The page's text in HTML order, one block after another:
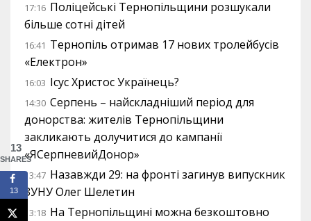
17:16 Поліцейські Тернопільщини розшукали
більше сотні дітей
16:41 Тернопіль отримав 17 нових тролейбусів
«Електрон»
16:03 Ісус Христос Українець?
14:30 Серпень – найскладніший період для
донорства: жителів Тернопільщини
закликають долучитися до кампанії
«ЯСерпневийДонор»
13:47 Назавжди 29: на фронті загинув випускник
ЗУНУ Олег Шелетин
13:18 На Тернопільщині можна безкоштовно
13
SHARES
13